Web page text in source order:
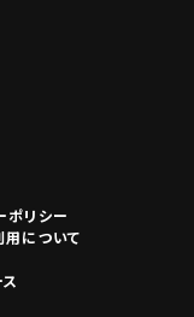
ポリシー
用について